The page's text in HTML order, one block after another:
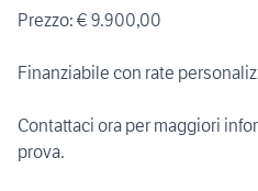
Prezzo: € 9.900,00
Finanziabile con rate
Contattaci ora per maggiori
prova.